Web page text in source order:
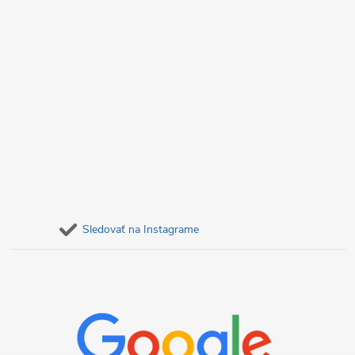
Sledovať na Instagrame